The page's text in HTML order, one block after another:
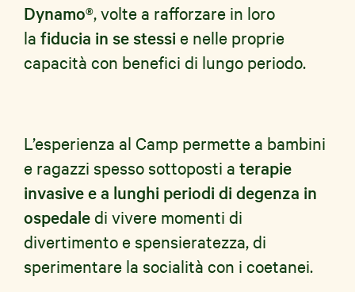
Dynamo®, volte a rafforzare in loro
la fiducia in se stessie nelle proprie
capacità con benefici di lungo periodo.
L’esperienza al Camp permette a bambini
e ragazzi spesso sottoposti a terapie
invasive e a lunghi periodi di degenza in
ospedaledi vivere momenti di
divertimento e spensieratezza, di
sperimentare la socialità con i coetanei.